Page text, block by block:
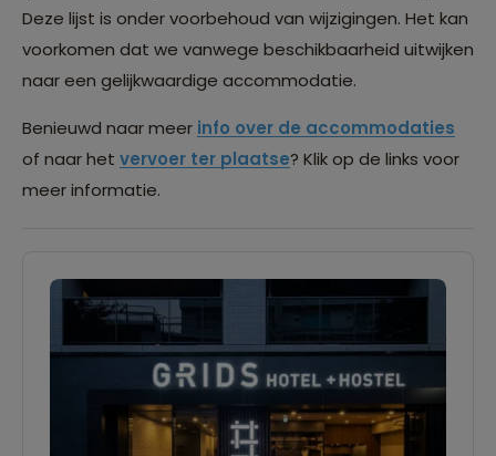
Deze lijst is onder voorbehoud van wijzigingen. Het kan
voorkomen dat we vanwege beschikbaarheid uitwijken
naar een gelijkwaardige accommodatie.
Benieuwd naar meer info over de accommodaties
of naar het vervoer ter plaatse? Klik op de links voor
meer informatie.